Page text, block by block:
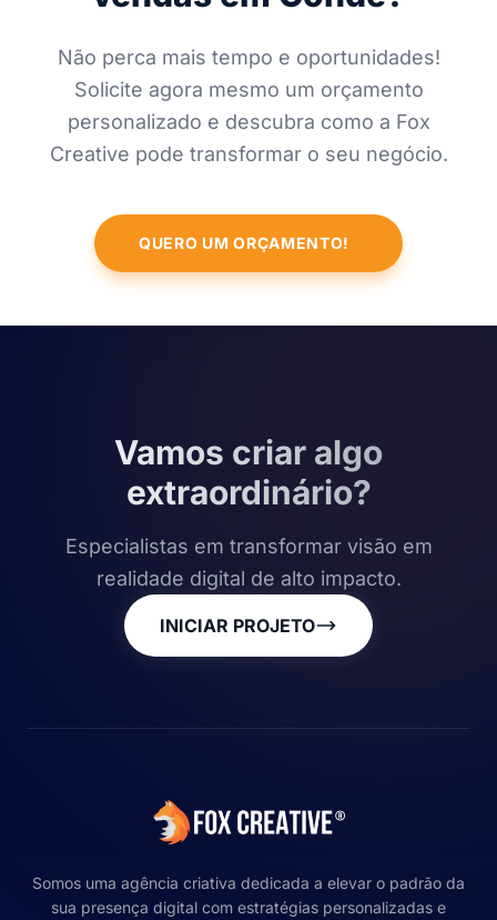
Não perca mais tempo e oportunidades!
Solicite agora mesmo um orçamento
personalizado e descubra como a Fox
Creative pode transformar o seu negócio.
QUERO UM ORÇAMENTO!
Vamos criar algo
extraordinário?
Especialistas em transformar visão em
realidade digital de alto impacto.
INICIAR PROJETO
Somos uma agência criativa dedicada a elevar o padrão da
sua presença digital com estratégias personalizadas e